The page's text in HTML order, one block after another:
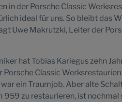
in der Porsche Classic
ideal für uns. So bleibt das
Uwe Makrutzki, Leiter der
hat Tobias Kariegus zehn
Classic
ein Traumjob. Aber alte
zu restaurieren, ist nochmal